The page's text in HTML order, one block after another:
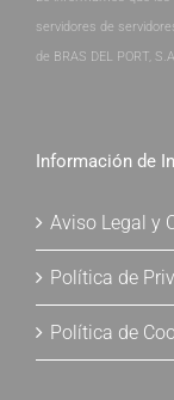
servidores de
de BRAS DEL PORT,
Información de
Aviso Legal y
Política de
Política de